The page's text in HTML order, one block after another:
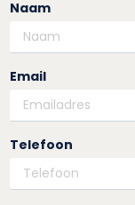
Naam
Email
Telefoon